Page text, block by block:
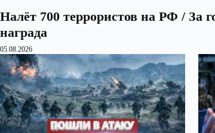
Налёт 700 террористов на РФ / За
награда
05.08.2026